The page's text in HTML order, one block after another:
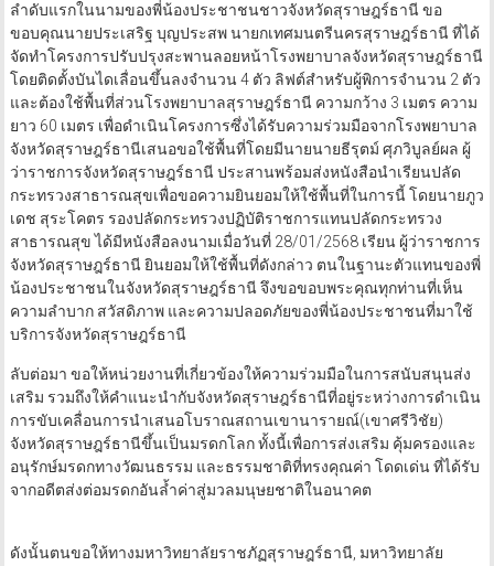
ลำดับแรกในนามของพี่น้องประชาชนชาวจังหวัดสุราษฎร์ธานี ขอ
ขอบคุณนายประเสริฐ บุญประสพ นายกเทศมนตรีนครสุราษฎร์ธานี ที่ได้
จัดทําโครงการปรับปรุงสะพานลอยหน้าโรงพยาบาลจังหวัดสุราษฎร์ธานี
โดยติดตั้งบันไดเลื่อนขึ้นลงจํานวน 4 ตัว ลิฟต์สําหรับผู้พิการจํานวน 2 ตัว
และต้องใช้พื้นที่ส่วนโรงพยาบาลสุราษฎร์ธานี ความกว้าง 3 เมตร ความ
ยาว 60 เมตร เพื่อดําเนินโครงการซึ่งได้รับความร่วมมือจากโรงพยาบาล
จังหวัดสุราษฎร์ธานีเสนอขอใช้พื้นที่โดยมีนายนายธีรุตม์ ศุภวิบูลย์ผล ผู้
ว่าราชการจังหวัดสุราษฎร์ธานี ประสานพร้อมส่งหนังสือนําเรียนปลัด
กระทรวงสาธารณสุขเพื่อขอความยินยอมให้ใช้พื้นที่ในการนี้ โดยนายภูว
เดช สุระโคตร รองปลัดกระทรวงปฏิบัติราชการแทนปลัดกระทรวง
สาธารณสุข ได้มีหนังสือลงนามเมื่อวันที่ 28/01/2568 เรียน ผู้ว่าราชการ
จังหวัดสุราษฎร์ธานี ยินยอมให้ใช้พื้นที่ดังกล่าว ตนในฐานะตัวแทนของพี่
น้องประชาชนในจังหวัดสุราษฎร์ธานี จึงขอขอบพระคุณทุกท่านที่เห็น
ความลําบาก สวัสดิภาพ และความปลอดภัยของพี่น้องประชาชนที่มาใช้
บริการจังหวัดสุราษฎร์ธานี
ลับต่อมา ขอให้หน่วยงานที่เกี่ยวข้องให้ความร่วมมือในการสนับสนุนส่ง
เสริม รวมถึงให้คําแนะนํากับจังหวัดสุราษฎร์ธานีที่อยู่ระหว่างการดำเนิน
การขับเคลื่อนการนำเสนอโบราณสถานเขานารายณ์(เขาศรีวิชัย)
จังหวัดสุราษฎร์ธานีขึ้นเป็นมรดกโลก ทั้งนี้เพื่อการส่งเสริม คุ้มครองและ
อนุรักษ์มรดกทางวัฒนธรรม และธรรมชาติที่ทรงคุณค่า โดดเด่น ที่ได้รับ
จากอดีตส่งต่อมรดกอันล้ำค่าสู่มวลมนุษยชาติในอนาคต
ดังนั้นตนขอให้ทางมหาวิทยาลัยราชภัฏสุราษฎร์ธานี, มหาวิทยาลัย